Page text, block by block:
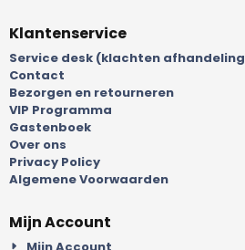
Klantenservice
Service desk (klachten
Contact
Bezorgen en retourneren
VIP Programma
Gastenboek
Over ons
Privacy Policy
Algemene Voorwaarden
Mijn Account